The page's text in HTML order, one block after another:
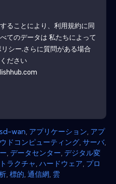
ることにより、利用規約に同
てのデータは 私たちによって
シー.さらに質問がある場合
ださい
sd-wan アプリケーション アプ
ドコンピューティング サーバ,
データセンター デジタル変
ラクチャ ハードウェア プロ
標的 通信網 雲